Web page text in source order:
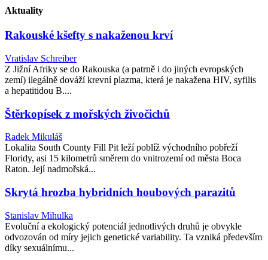
Aktuality
Rakouské kšefty s nakaženou krví
Vratislav Schreiber
Z Jižní Afriky se do Rakouska (a patrně i do jiných evropských
zemí) ilegálně dováží krevní plazma, která je nakažena HIV, syfilis
a hepatitidou B....
Štěrkopísek z mořských živočichů
Radek Mikuláš
Lokalita South County Fill Pit leží poblíž východního pobřeží
Floridy, asi 15 kilometrů směrem do vnitrozemí od města Boca
Raton. Její nadmořská...
Skrytá hrozba hybridních houbových parazitů
Stanislav Mihulka
Evoluční a ekologický potenciál jednotlivých druhů je obvykle
odvozován od míry jejich genetické variability. Ta vzniká především
díky sexuálnímu...